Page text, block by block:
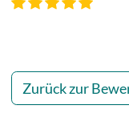
Zurück zur